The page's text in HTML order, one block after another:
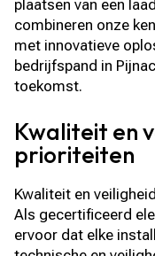
plaatsen van een
combineren onze
met innovatieve
bedrijfspand in
toekomst.
Kwaliteit en
prioriteiten
Kwaliteit en
Als gecertificeerd
ervoor dat elke